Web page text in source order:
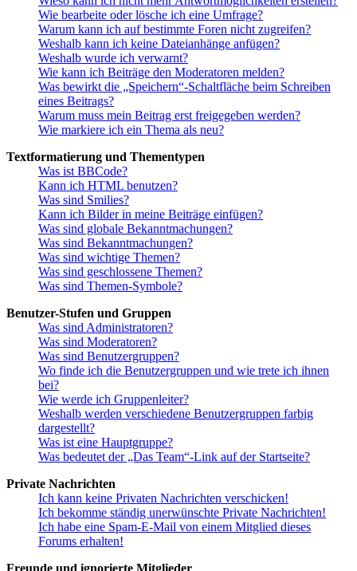
Wie bearbeite oder lösche ich eine Umfrage?
Warum kann ich auf bestimmte Foren nicht zugreifen?
Weshalb kann ich keine Dateianhänge anfügen?
Weshalb wurde ich verwarnt?
Wie kann ich Beiträge den Moderatoren melden?
Was bewirkt die „Speichern“-Schaltfläche beim Schreiben
eines Beitrags?
Warum muss mein Beitrag erst freigegeben werden?
Wie markiere ich ein Thema als neu?
Textformatierung und Thementypen
Was ist BBCode?
Kann ich HTML benutzen?
Was sind Smilies?
Kann ich Bilder in meine Beiträge einfügen?
Was sind globale Bekanntmachungen?
Was sind Bekanntmachungen?
Was sind wichtige Themen?
Was sind geschlossene Themen?
Was sind Themen-Symbole?
Benutzer-Stufen und Gruppen
Was sind Administratoren?
Was sind Moderatoren?
Was sind Benutzergruppen?
Wo finde ich die Benutzergruppen und wie trete ich ihnen
bei?
Wie werde ich Gruppenleiter?
Weshalb werden verschiedene Benutzergruppen farbig
dargestellt?
Was ist eine Hauptgruppe?
Was bedeutet der „Das Team“-Link auf der Startseite?
Private Nachrichten
Ich kann keine Privaten Nachrichten verschicken!
Ich bekomme ständig unerwünschte Private Nachrichten!
Ich habe eine Spam-E-Mail von einem Mitglied dieses
Forums erhalten!